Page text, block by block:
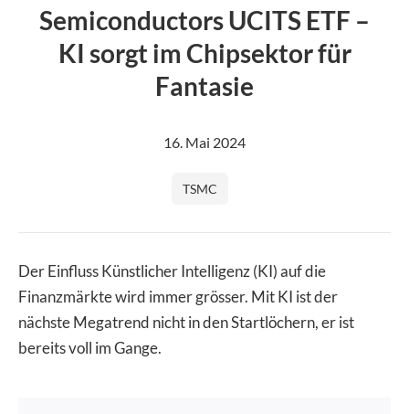
ImageSemiconductors UCITS ETF –
KI sorgt im Chipsektor für
Fantasie
16. Mai 2024
TSMC
Der Einfluss Künstlicher Intelligenz (KI) auf die
Finanzmärkte wird immer grösser. Mit KI ist der
nächste Megatrend nicht in den Startlöchern, er ist
bereits voll im Gange.